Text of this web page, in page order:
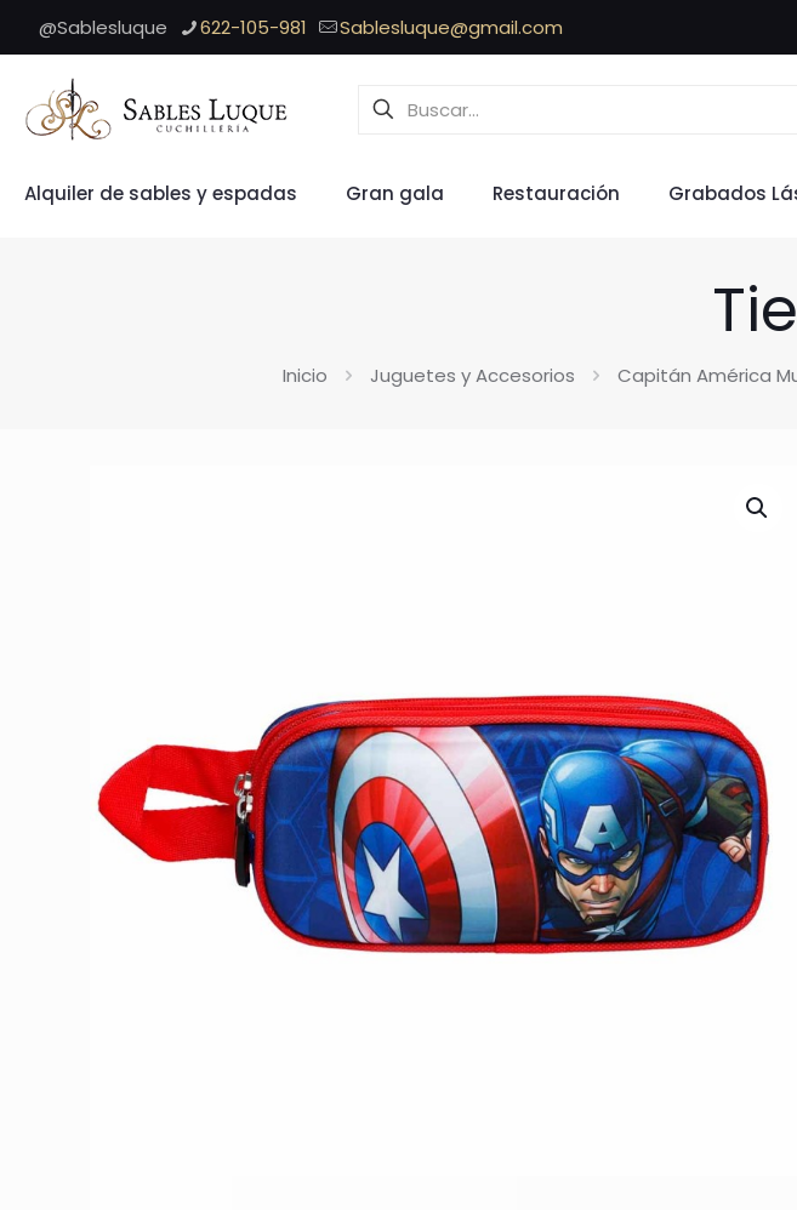
@Sablesluque 622-105-981 Sablesluque@gmail.com
Alquiler de sables y espadas Gran gala Restauración Grabados
Inicio Juguetes y Accesorios Capitán América